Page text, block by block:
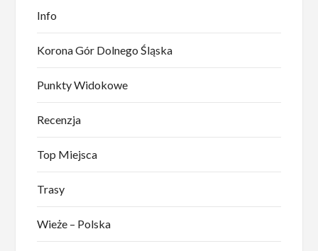
Info
Korona Gór Dolnego Śląska
Punkty Widokowe
Recenzja
Top Miejsca
Trasy
Wieże – Polska